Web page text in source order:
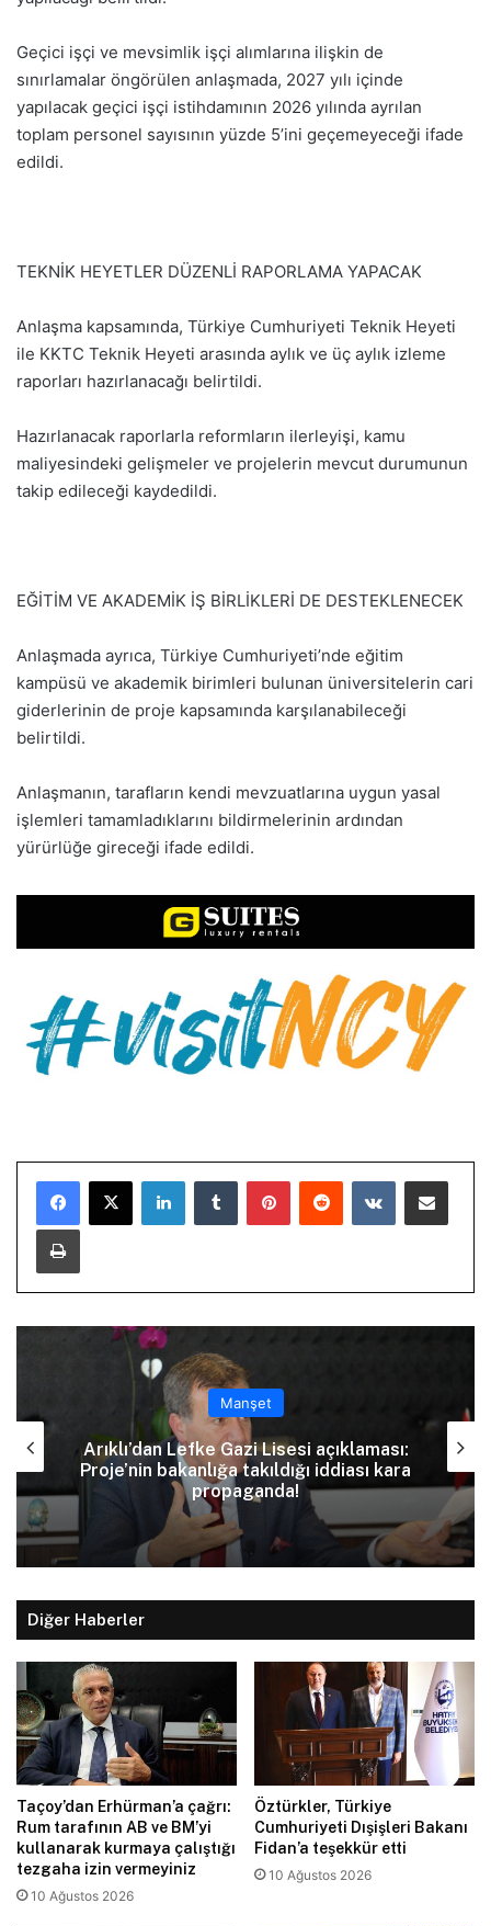
Geçici işçi ve mevsimlik işçi alımlarına ilişkin de
sınırlamalar öngörülen anlaşmada, 2027 yılı içinde
yapılacak geçici işçi istihdamının 2026 yılında ayrılan
toplam personel sayısının yüzde 5’ini geçemeyeceği ifade
edildi.
TEKNİK HEYETLER DÜZENLİ RAPORLAMA YAPACAK
Anlaşma kapsamında, Türkiye Cumhuriyeti Teknik Heyeti
ile KKTC Teknik Heyeti arasında aylık ve üç aylık izleme
raporları hazırlanacağı belirtildi.
Hazırlanacak raporlarla reformların ilerleyişi, kamu
maliyesindeki gelişmeler ve projelerin mevcut durumunun
takip edileceği kaydedildi.
EĞİTİM VE AKADEMİK İŞ BİRLİKLERİ DE DESTEKLENECEK
Anlaşmada ayrıca, Türkiye Cumhuriyeti’nde eğitim
kampüsü ve akademik birimleri bulunan üniversitelerin cari
giderlerinin de proje kapsamında karşılanabileceği
belirtildi.
Anlaşmanın, tarafların kendi mevzuatlarına uygun yasal
işlemleri tamamladıklarını bildirmelerinin ardından
yürürlüğe gireceği ifade edildi.
LinkedInTumblr PinterestReddit VKontakteE-Posta ile paylaş
Yazdır
Manşet
Arıklı’dan Lefke Gazi Lisesi açıklaması:
Proje’nin bakanlığa takıldığı iddiası kara
propaganda!
Diğer Haberler
Taçoy’dan Erhürman’a çağrı:
Rum tarafının AB ve BM’yi
kullanarak kurmaya çalıştığı
tezgaha izin vermeyiniz
10 Ağustos 2026
Öztürkler, Türkiye
Cumhuriyeti Dışişleri Bakanı
Fidan’a teşekkür etti
10 Ağustos 2026